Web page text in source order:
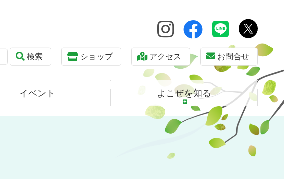
検索 ショップ アクセス お問合せ
イベント よこぜを知る